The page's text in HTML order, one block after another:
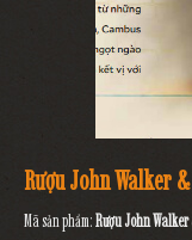
Rượu John Walker
Mã sản phẩm:Rượu John